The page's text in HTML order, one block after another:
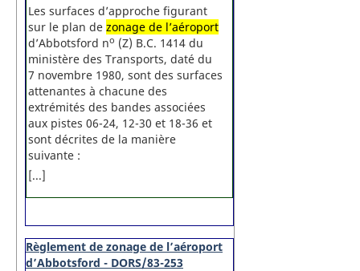
Les surfaces d’approche figurant
sur le plan de zonage de l’aéroport
d’Abbotsford no (Z) B.C. 1414 du
ministère des Transports, daté du
7 novembre 1980, sont des surfaces
attenantes à chacune des
extrémités des bandes associées
aux pistes 06-24, 12-30 et 18-36 et
sont décrites de la manière
suivante :
[...]
Règlement de zonage de l’aéroport
d’Abbotsford - DORS/83-253